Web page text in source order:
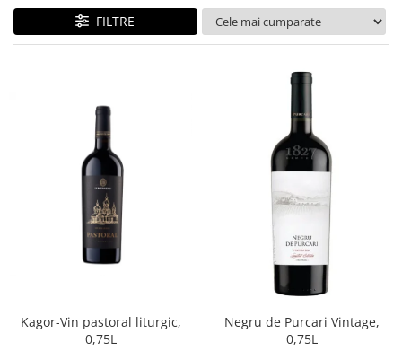
FILTRE
Kagor-Vin pastoral liturgic,
0,75L
Negru de Purcari Vintage,
0,75L